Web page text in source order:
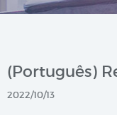
(Português)
2022/10/13